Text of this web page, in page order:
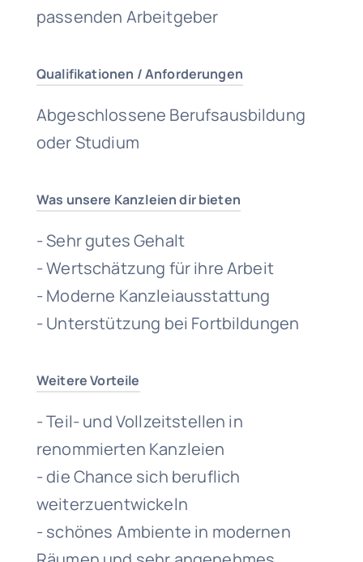
passenden Arbeitgeber
Qualifikationen / Anforderungen
Abgeschlossene Berufsausbildung
oder Studium
Was unsere Kanzleien dir bieten
- Sehr gutes Gehalt
- Wertschätzung für ihre Arbeit
- Moderne Kanzleiausstattung
- Unterstützung bei Fortbildungen
Weitere Vorteile
- Teil- und Vollzeitstellen in
renommierten Kanzleien
- die Chance sich beruflich
weiterzuentwickeln
- schönes Ambiente in modernen